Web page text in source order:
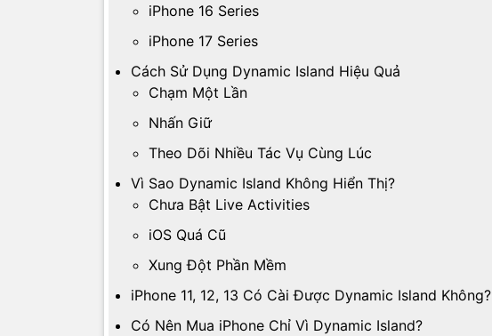
iPhone 16 Series
iPhone 17 Series
Cách Sử Dụng Dynamic Island Hiệu Quả
Chạm Một Lần
Nhấn Giữ
Theo Dõi Nhiều Tác Vụ Cùng Lúc
Vì Sao Dynamic Island Không Hiển Thị?
Chưa Bật Live Activities
iOS Quá Cũ
Xung Đột Phần Mềm
iPhone 11, 12, 13 Có Cài Được Dynamic Island Không?
Có Nên Mua iPhone Chỉ Vì Dynamic Island?